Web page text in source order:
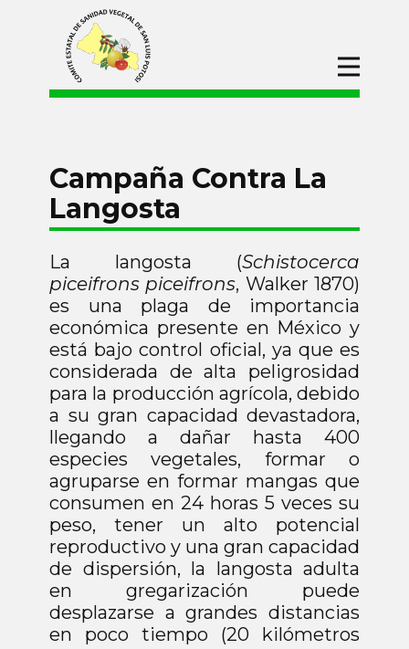
Inicio
Manejo Fitosanitario En Apoyo A La
Producción Para El Bienestar (Maíz Y
Frijol)
Fitosanitaria
Campaña Contra Plagas
Reglamentadas De Los Cítricos
Campaña Nacional Contra Moscas
De La Fruta
Campaña Contra La Langosta
Campaña Contra Plagas Del Cafeto
Campaña Del Manejo Fitosanitario
De Hortalizas
Operación de Puntos de Verificación
Interna en Materia Fitosanitaria
Inocuidad Agricola
Procesos de
Adquisiciones
Convocatorias
Campaña Contra La
Langosta
La langosta (Schistocerca
piceifrons piceifrons, Walker 1870)
es una plaga de importancia
económica presente en México y
está bajo control oficial, ya que es
considerada de alta peligrosidad
para la producción agrícola, debido
a su gran capacidad devastadora,
llegando a dañar hasta 400
especies vegetales, formar o
agruparse en formar mangas que
consumen en 24 horas 5 veces su
peso, tener un alto potencial
reproductivo y una gran capacidad
de dispersión, la langosta adulta
en gregarización puede
desplazarse a grandes distancias
en poco tiempo (20 kilómetros